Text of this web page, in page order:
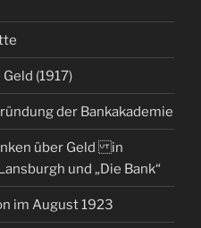
(1917)
der Bankakademie
über Geld in
und „Die Bank“
im August 1923